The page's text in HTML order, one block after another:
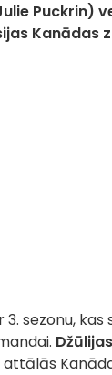
Puckrin)
Kanādas
sezonu, kas